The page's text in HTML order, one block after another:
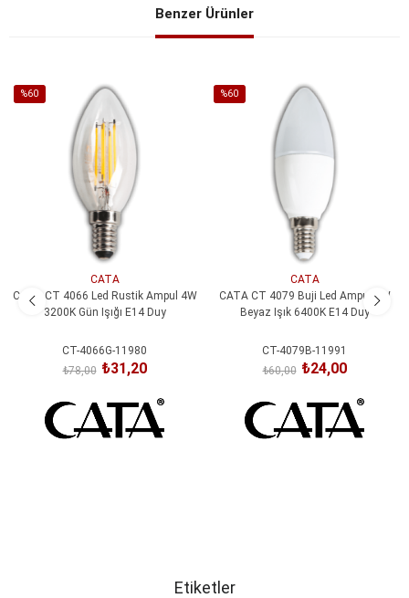
Benzer Ürünler
%60
CATA
CATA CT 4066 Led Rustik Ampul 4W
3200K Gün Işığı E14 Duy
CT-4066G-11980
₺31,20
₺78,00
%60
CATA
CATA CT 4079 Buji Led Ampul 7W
Beyaz Işık 6400K E14 Duy
CT-4079B-11991
₺24,00
₺60,00
Etiketler